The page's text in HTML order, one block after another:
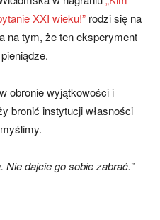
XXI wieku!” rodzi się na
na tym, że ten eksperyment
obronie wyjątkowości i
bronić instytucji własności
dajcie go sobie zabrać.”